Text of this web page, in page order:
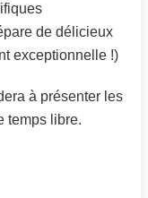
de délicieux
exceptionnelle !)
à présenter les
temps libre.